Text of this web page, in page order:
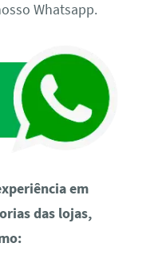
Whatsapp.
em
das lojas,